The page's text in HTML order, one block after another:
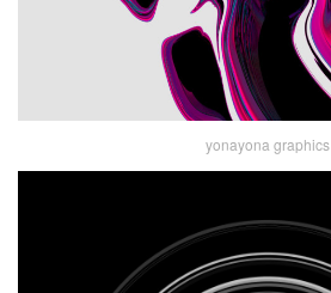
yonayona graphics